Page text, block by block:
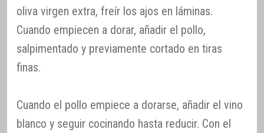
oliva virgen extra, freír los ajos en láminas.
Cuando empiecen a dorar, añadir el pollo,
salpimentado y previamente cortado en tiras
finas.
Cuando el pollo empiece a dorarse, añadir el vino
blanco y seguir cocinando hasta reducir. Con el